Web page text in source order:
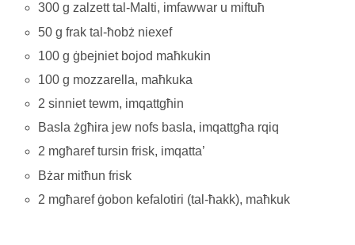
300 g zalzett tal-Malti, imfawwar u miftuħ
50 g frak tal-ħobż niexef
100 g ġbejniet bojod maħkukin
100 g mozzarella, maħkuka
2 sinniet tewm, imqattgħin
Basla żgħira jew nofs basla, imqattgħa rqiq
2 mgħaref tursin frisk, imqatta’
Bżar mitħun frisk
2 mgħaref ġobon kefalotiri (tal-ħakk), maħkuk